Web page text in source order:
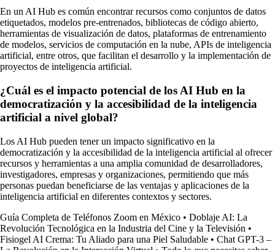
En un AI Hub es común encontrar recursos como conjuntos de datos
etiquetados, modelos pre-entrenados, bibliotecas de código abierto,
herramientas de visualización de datos, plataformas de entrenamiento
de modelos, servicios de computación en la nube, APIs de inteligencia
artificial, entre otros, que facilitan el desarrollo y la implementación de
proyectos de inteligencia artificial.
¿Cuál es el impacto potencial de los AI Hub en la
democratización y la accesibilidad de la inteligencia
artificial a nivel global?
Los AI Hub pueden tener un impacto significativo en la
democratización y la accesibilidad de la inteligencia artificial al ofrecer
recursos y herramientas a una amplia comunidad de desarrolladores,
investigadores, empresas y organizaciones, permitiendo que más
personas puedan beneficiarse de las ventajas y aplicaciones de la
inteligencia artificial en diferentes contextos y sectores.
Guía Completa de Teléfonos Zoom en México • Doblaje AI: La
Revolución Tecnológica en la Industria del Cine y la Televisión •
Fisiogel AI Crema: Tu Aliado para una Piel Saludable • Chat GPT-3 –